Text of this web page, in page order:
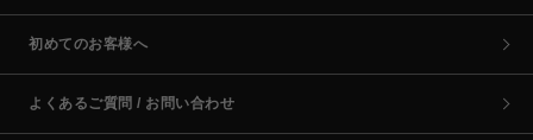
初めてのお客様へ
よくあるご質問 / お問い合わせ